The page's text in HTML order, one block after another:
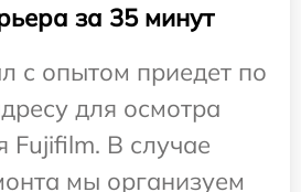
за 35 минут
с опытом приедет по
для осмотра
Fujifilm. В случае
мы организуем